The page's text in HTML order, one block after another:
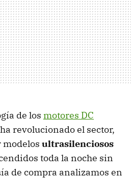
de los motores DC
revolucionado el sector,
ultrasilenciosos
toda la noche sin
de compra analizamos en